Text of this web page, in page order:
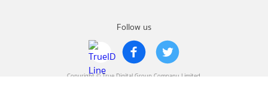
Follow us
Copyright © True Digital Group Company Limited.